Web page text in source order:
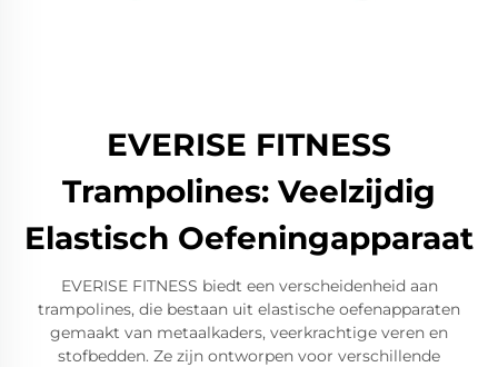
EVERISE FITNESS
Trampolines: Veelzijdig
Elastisch Oefeningapparaat
EVERISE FITNESS biedt een verscheidenheid aan
trampolines, die bestaan uit elastische oefenapparaten
gemaakt van metaalkaders, veerkrachtige veren en
stofbedden. Ze zijn ontworpen voor verschillende